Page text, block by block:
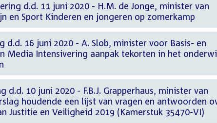
d.d. 11 juni 2020 - H.M. de Jonge, minister van
en Sport Kinderen en jongeren op zomerkamp
d.d. 16 juni 2020 - A. Slob, minister voor Basis- en
Media Intensivering aanpak tekorten in het
d.d. 10 juni 2020 - F.B.J. Grapperhaus, minister van
houdende een lijst van vragen en antwoorden
Justitie en Veiligheid 2019 (Kamerstuk 35470-VI)